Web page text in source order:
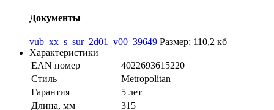
Документы
vub_xx_s_sur_2d01_v00_39649 Размер: 110,2 кб
Характеристики
EAN номер
4022693615220
Стиль
Metropolitan
Гарантия
5 лет
Длина, мм
315